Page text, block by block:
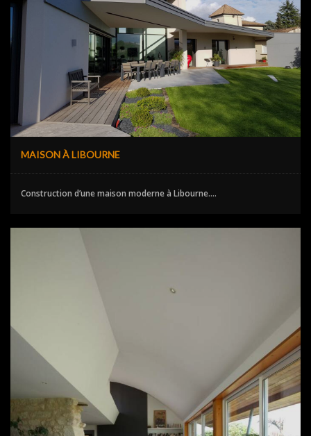
MAISON À LIBOURNE
Construction d’une maison moderne à Libourne....